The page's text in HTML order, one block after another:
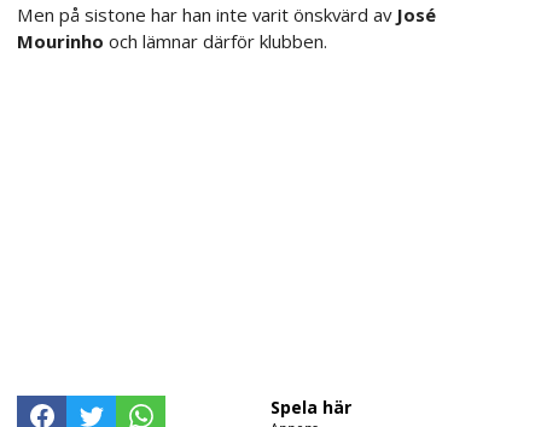
Men på sistone har han inte varit önskvärd av José
Mourinho och lämnar därför klubben.
Spela här